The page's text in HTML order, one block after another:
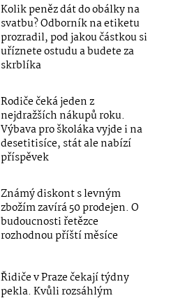
Kolik peněz dát do obálky na
svatbu? Odborník na etiketu
prozradil, pod jakou částkou si
uříznete ostudu a budete za
skrblíka
Rodiče čeká jeden z
nejdražších nákupů roku.
Výbava pro školáka vyjde i na
desetitisíce, stát ale nabízí
příspěvek
Známý diskont s levným
zbožím zavírá 50 prodejen. O
budoucnosti řetězce
rozhodnou příští měsíce
Řidiče v Praze čekají týdny
pekla. Kvůli rozsáhlým